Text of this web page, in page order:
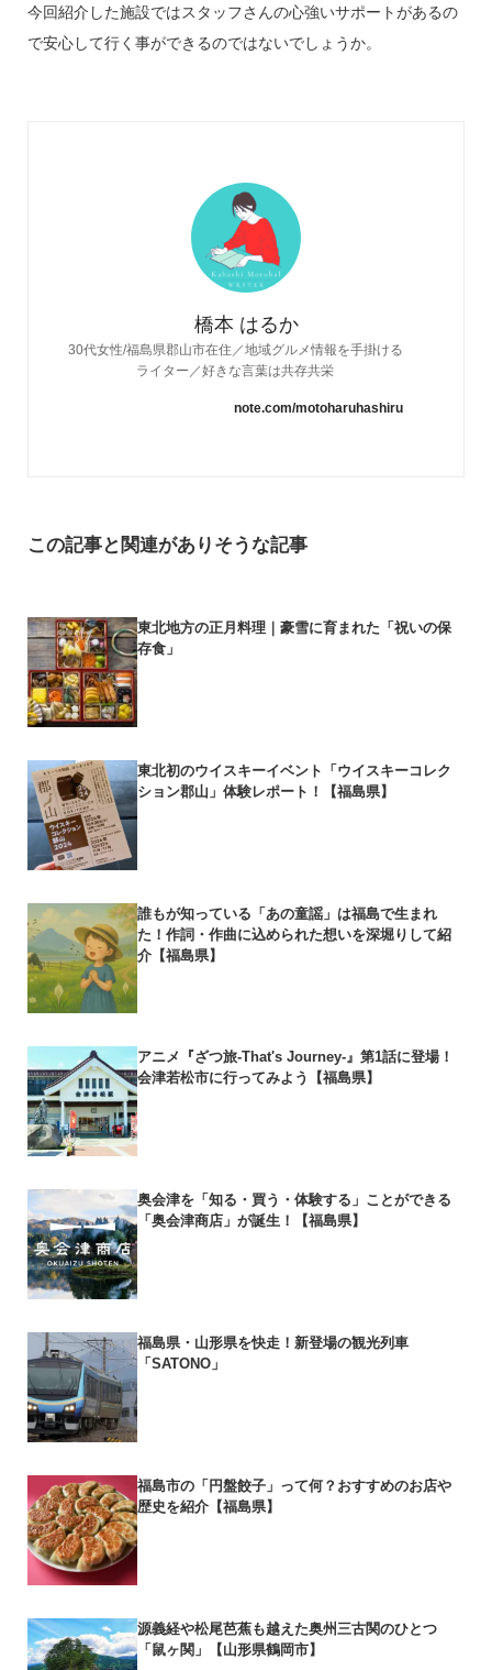
今回紹介した施設ではスタッフさんの心強いサポートがあるの
で安心して行く事ができるのではないでしょうか。
橋本 はるか
30代女性/福島県郡山市在住／地域グルメ情報を手掛ける
ライター／好きな言葉は共存共栄
note.com/motoharuhashiru
この記事と関連がありそうな記事
東北地方の正月料理｜豪雪に育まれた「祝いの保
存食」
東北初のウイスキーイベント「ウイスキーコレク
ション郡山」体験レポート！【福島県】
誰もが知っている「あの童謡」は福島で生まれ
た！作詞・作曲に込められた想いを深堀りして紹
介【福島県】
アニメ『ざつ旅-That's Journey-』第1話に登場！
会津若松市に行ってみよう【福島県】
奥会津を「知る・買う・体験する」ことができる
「奥会津商店」が誕生！【福島県】
福島県・山形県を快走！新登場の観光列車
「SATONO」
福島市の「円盤餃子」って何？おすすめのお店や
歴史を紹介【福島県】
源義経や松尾芭蕉も越えた奥州三古関のひとつ
「鼠ヶ関」【山形県鶴岡市】